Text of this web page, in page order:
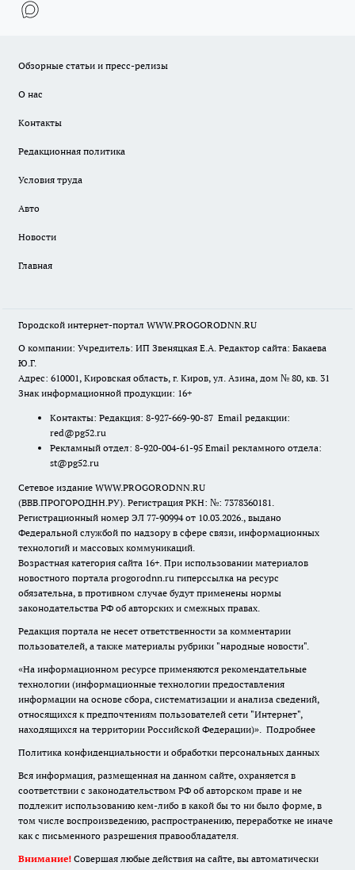
Обзорные статьи и пресс-релизы
О нас
Контакты
Редакционная политика
Условия труда
Авто
Новости
Главная
Городской интернет-портал WWW.PROGORODNN.RU
О компании: Учредитель: ИП Звеняцкая Е.А. Редактор сайта: Бакаева
Ю.Г.
Адрес: 610001, Кировская область, г. Киров, ул. Азина, дом № 80, кв. 31
Знак информационной продукции: 16+
Контакты: Редакция: 8-927-669-90-87 Email редакции:
red@pg52.ru
Рекламный отдел: 8-920-004-61-95 Email рекламного отдела:
st@pg52.ru
Сетевое издание WWW.PROGORODNN.RU
(ВВВ.ПРОГОРОДНН.РУ). Регистрация РКН: №: 7378360181.
Регистрационный номер ЭЛ 77-90994 от 10.03.2026., выдано
Федеральной службой по надзору в сфере связи, информационных
технологий и массовых коммуникаций.
Возрастная категория сайта 16+. При использовании материалов
новостного портала progorodnn.ru гиперссылка на ресурс
обязательна, в противном случае будут применены нормы
законодательства РФ об авторских и смежных правах.
Редакция портала не несет ответственности за комментарии
пользователей, а также материалы рубрики "народные новости".
«На информационном ресурсе применяются рекомендательные
технологии (информационные технологии предоставления
информации на основе сбора, систематизации и анализа сведений,
относящихся к предпочтениям пользователей сети "Интернет",
находящихся на территории Российской Федерации)». Подробнее
Политика конфиденциальности и обработки персональных данных
Вся информация, размещенная на данном сайте, охраняется в
соответствии с законодательством РФ об авторском праве и не
подлежит использованию кем-либо в какой бы то ни было форме, в
том числе воспроизведению, распространению, переработке не иначе
как с письменного разрешения правообладателя.
Внимание! Совершая любые действия на сайте, вы автоматически